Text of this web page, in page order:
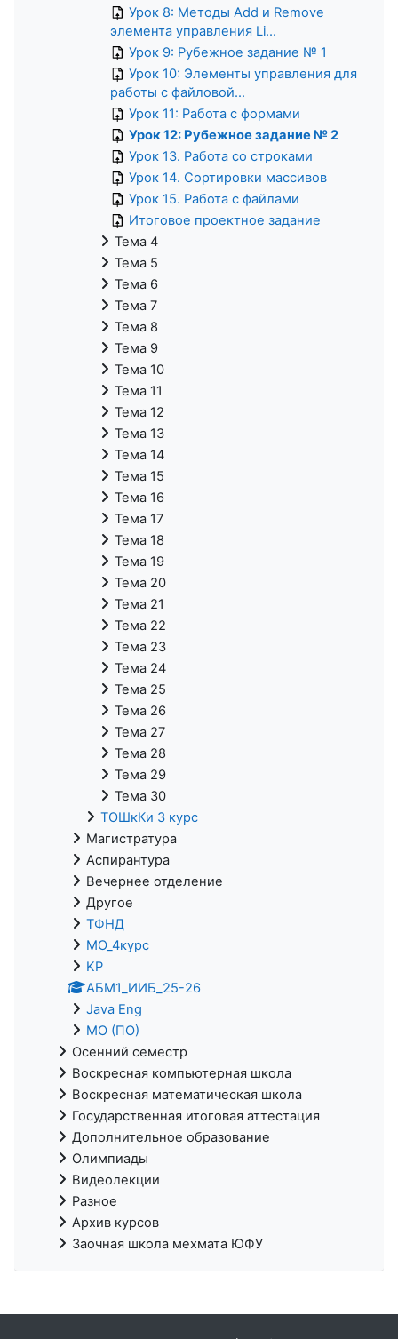
Урок 8: Методы Add и Remove
элемента управления Li...
Урок 9: Рубежное задание № 1
Урок 10: Элементы управления для
работы с файловой...
Урок 11: Работа с формами
Урок 12: Рубежное задание № 2
Урок 13. Работа со строками
Урок 14. Сортировки массивов
Урок 15. Работа с файлами
Итоговое проектное задание
Тема 4
Тема 5
Тема 6
Тема 7
Тема 8
Тема 9
Тема 10
Тема 11
Тема 12
Тема 13
Тема 14
Тема 15
Тема 16
Тема 17
Тема 18
Тема 19
Тема 20
Тема 21
Тема 22
Тема 23
Тема 24
Тема 25
Тема 26
Тема 27
Тема 28
Тема 29
Тема 30
ТОШкКи 3 курс
Магистратура
Аспирантура
Вечернее отделение
Другое
ТФНД
МО_4курс
KP
АБМ1_ИИБ_25-26
Java Eng
МО (ПО)
Осенний семестр
Воскресная компьютерная школа
Воскресная математическая школа
Государственная итоговая аттестация
Дополнительное образование
Олимпиады
Видеолекции
Разное
Архив курсов
Заочная школа мехмата ЮФУ